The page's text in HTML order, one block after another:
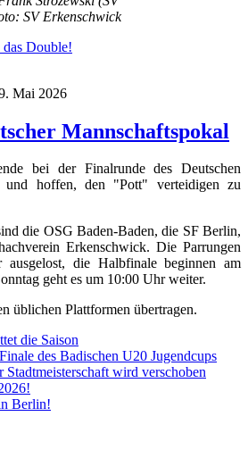
SV Erkenschwick
Double!
Mai 2026
Mannschaftspokal
bei der Finalrunde des Deutschen
und hoffen, den "Pott" verteidigen zu
die OSG Baden-Baden, die SF Berlin,
Erkenschwick. Die Parrungen
die Halbfinale beginnen am
geht es um 10:00 Uhr weiter.
üblichen Plattformen übertragen.
die Saison
des Badischen U20 Jugendcups
wird verschoben
Berlin!